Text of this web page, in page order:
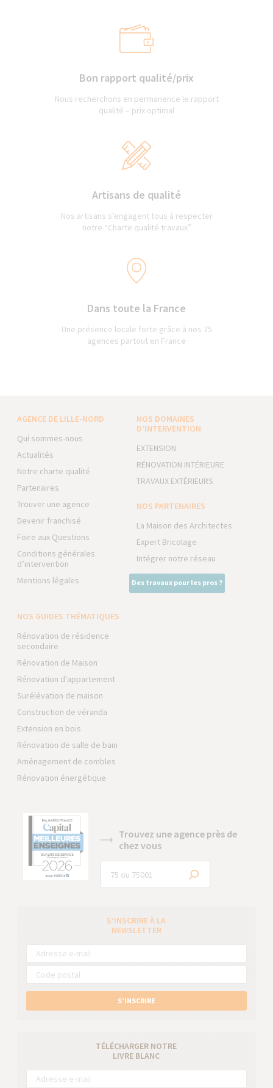
Bon rapport qualité/prix
Nous recherchons en permanence le rapport
qualité – prix optimal
Artisans de qualité
Nos artisans s’engagent tous à respecter
notre “Charte qualité travaux”
Dans toute la France
Une présence locale forte grâce à nos 75
agences partout en France
AGENCE DE LILLE-NORD
Qui sommes-nous
Actualités
Notre charte qualité
Partenaires
Trouver une agence
Devenir franchisé
Foire aux Questions
Conditions générales
d’intervention
Mentions légales
NOS DOMAINES
D’INTERVENTION
EXTENSION
RÉNOVATION INTÉRIEURE
TRAVAUX EXTÉRIEURS
NOS PARTENAIRES
La Maison des Architectes
Expert Bricolage
Intégrer notre réseau
Des travaux pour les pros ?
NOS GUIDES THÉMATIQUES
Rénovation de résidence
secondaire
Rénovation de Maison
Rénovation d'appartement
Surélévation de maison
Construction de véranda
Extension en bois
Rénovation de salle de bain
Aménagement de combles
Rénovation énergétique
Trouvez une agence près de
chez vous
S’INSCRIRE À LA
NEWSLETTER
S’INSCRIRE
TÉLÉCHARGER NOTRE
LIVRE BLANC